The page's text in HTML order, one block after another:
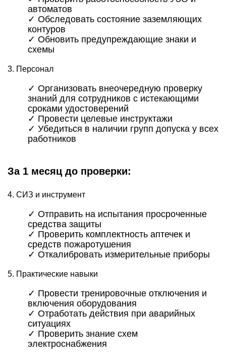
автоматов
✓ Обследовать состояние заземляющих
контуров
✓ Обновить предупреждающие знаки и
схемы
3. Персонал
✓ Организовать внеочередную проверку
знаний для сотрудников с истекающими
сроками удостоверений
✓ Провести целевые инструктажи
✓ Убедиться в наличии групп допуска у всех
работников
За 1 месяц до проверки:
4. СИЗ и инструмент
✓ Отправить на испытания просроченные
средства защиты
✓ Проверить комплектность аптечек и
средств пожаротушения
✓ Откалибровать измерительные приборы
5. Практические навыки
✓ Провести тренировочные отключения и
включения оборудования
✓ Отработать действия при аварийных
ситуациях
✓ Проверить знание схем
электроснабжения